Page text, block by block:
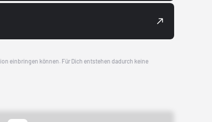
einbringen können. Für Dich entstehen dadurch keine